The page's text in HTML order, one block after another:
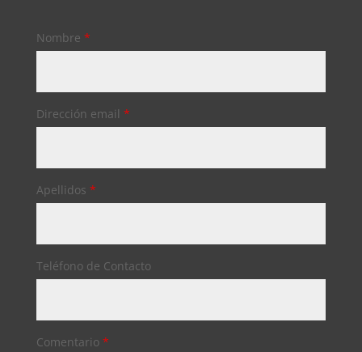
Nombre *
Dirección email *
Apellidos *
Teléfono de Contacto
Comentario *